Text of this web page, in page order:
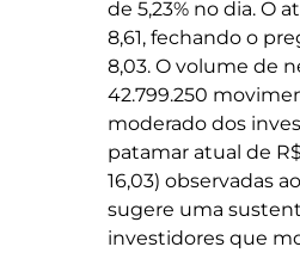
de 5,23% no dia. O
8,61, fechando o
8,03. O volume de
42.799.250
moderado dos
patamar atual de
16,03) observadas
sugere uma
investidores que